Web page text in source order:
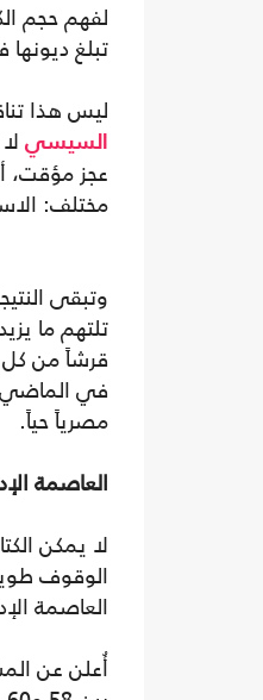
تبلغ
ليس هذا
السيسي
عجز مؤقت،
مختلف:
وتبقى
قرشاً من كل
في
مصرياً حياً.
العاصمة
لا يمكن
الوقوف
العاصمة